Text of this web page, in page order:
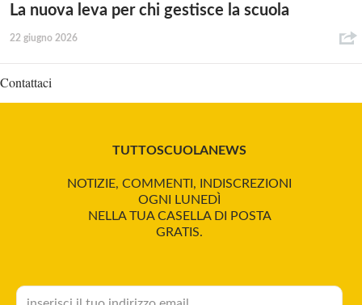
La nuova leva per chi gestisce la scuola
22 giugno 2026
Contattaci
TUTTOSCUOLANEWS
NOTIZIE, COMMENTI, INDISCREZIONI
OGNI LUNEDÌ
NELLA TUA CASELLA DI POSTA
GRATIS.